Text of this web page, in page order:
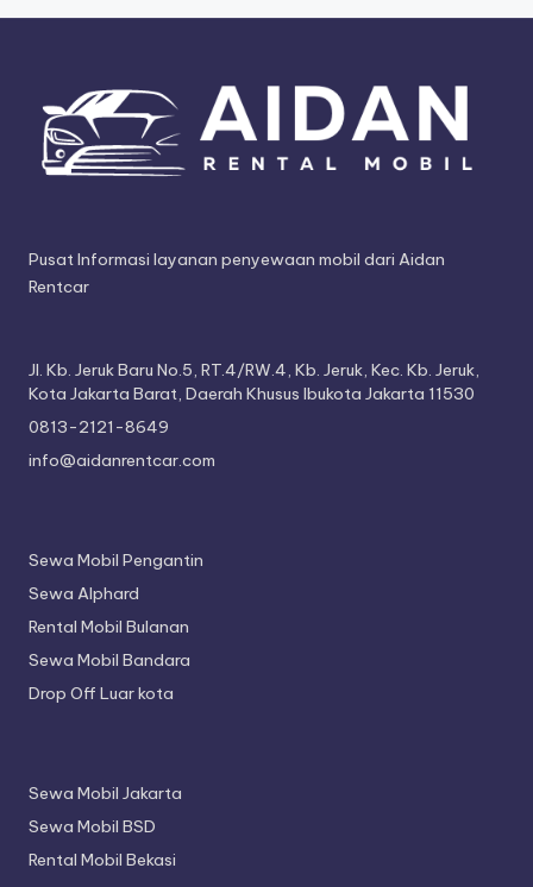
Pusat Informasi layanan penyewaan mobil dari Aidan
Rentcar
Jl. Kb. Jeruk Baru No.5, RT.4/RW.4, Kb. Jeruk, Kec. Kb. Jeruk,
Kota Jakarta Barat, Daerah Khusus Ibukota Jakarta 11530
0813-2121-8649
info@aidanrentcar.com
Sewa Mobil Pengantin
Sewa Alphard
Rental Mobil Bulanan
Sewa Mobil Bandara
Drop Off Luar kota
Sewa Mobil Jakarta
Sewa Mobil BSD
Rental Mobil Bekasi